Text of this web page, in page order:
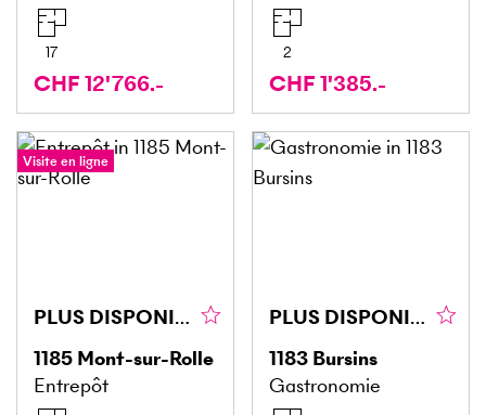
17
CHF 12'766.-
2
CHF 1'385.-
Visite en ligne
PLUS DISPONIBLE
1185 Mont-sur-Rolle
Entrepôt
PLUS DISPONIBLE
1183 Bursins
Gastronomie